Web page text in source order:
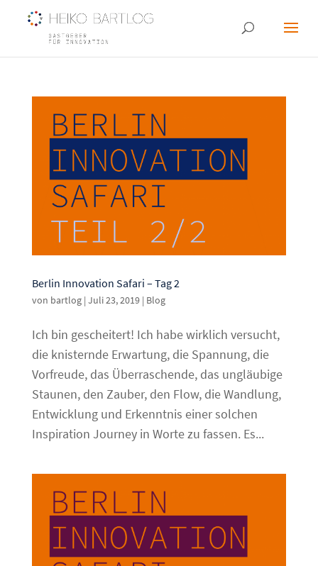
Berlin Innovation Safari – Tag 2
von bartlog| Juli 23, 2019| Blog
Ich bin gescheitert! Ich habe wirklich versucht,
die knisternde Erwartung, die Spannung, die
Vorfreude, das Überraschende, das ungläubige
Staunen, den Zauber, den Flow, die Wandlung,
Entwicklung und Erkenntnis einer solchen
Inspiration Journey in Worte zu fassen. Es...